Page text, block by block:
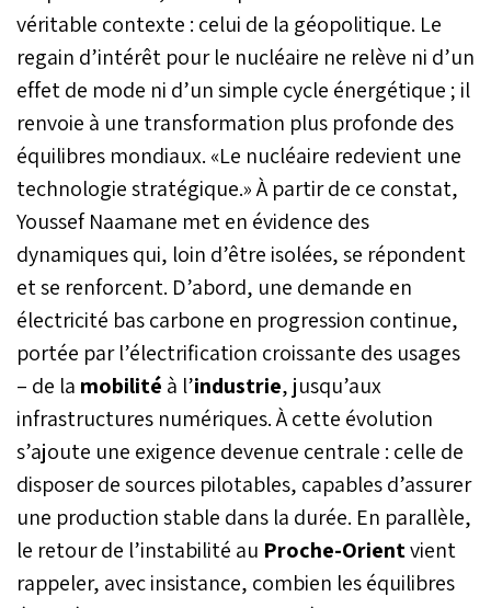
véritable contexte : celui de la géopolitique. Le
regain d’intérêt pour le nucléaire ne relève ni d’un
effet de mode ni d’un simple cycle énergétique ; il
renvoie à une transformation plus profonde des
équilibres mondiaux. «Le nucléaire redevient une
technologie stratégique.» À partir de ce constat,
Youssef Naamane met en évidence des
dynamiques qui, loin d’être isolées, se répondent
et se renforcent. D’abord, une demande en
électricité bas carbone en progression continue,
portée par l’électrification croissante des usages
– de la mobilité à l’industrie, jusqu’aux
infrastructures numériques. À cette évolution
s’ajoute une exigence devenue centrale : celle de
disposer de sources pilotables, capables d’assurer
une production stable dans la durée. En parallèle,
le retour de l’instabilité au Proche-Orientvient
rappeler, avec insistance, combien les équilibres